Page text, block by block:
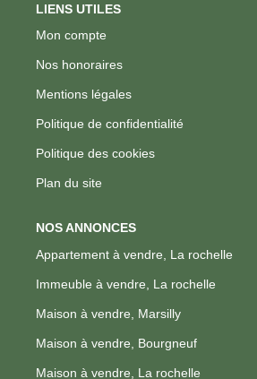
LIENS UTILES
Mon compte
Nos honoraires
Mentions légales
Politique de confidentialité
Politique des cookies
Plan du site
NOS ANNONCES
Appartement à vendre, La rochelle
Immeuble à vendre, La rochelle
Maison à vendre, Marsilly
Maison à vendre, Bourgneuf
Maison à vendre, La rochelle